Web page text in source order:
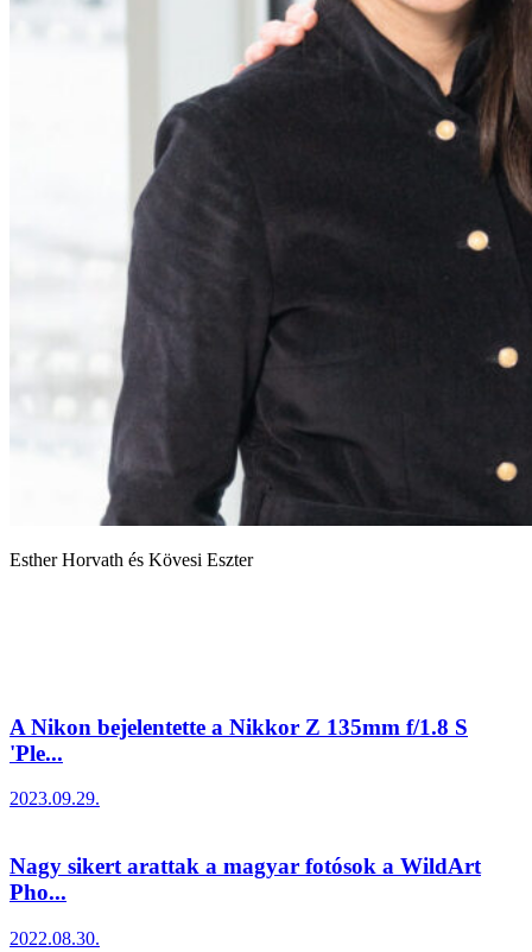
Esther Horvath és Kövesi Eszter
A Nikon bejelentette a Nikkor Z 135mm f/1.8 S
'Ple...
2023.09.29.
Nagy sikert arattak a magyar fotósok a WildArt
Pho...
2022.08.30.